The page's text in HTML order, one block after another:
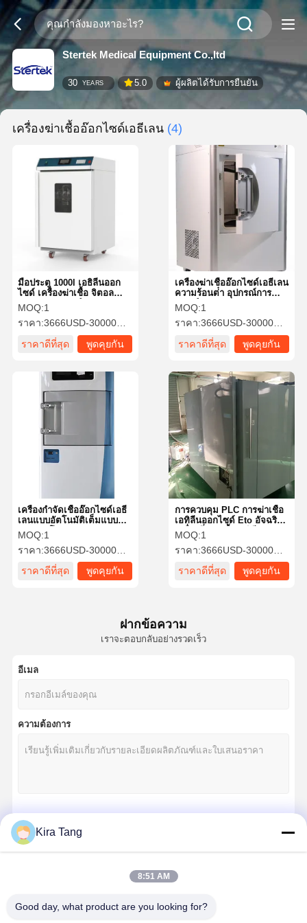
Stertek Medical Equipment Co.,ltd
30 YEARS 5.0 ผู้ผลิตได้รับการยืนยัน
เครื่องฆ่าเชื้ออ๊อกไซด์เอธีเลน (4)
มือประตู 1000l เอธิลีนออก
ไซด์ เครื่องฆ่าเชื้อ จิตอล
Display อุปกรณ์
sterilization เอธิลีนออกไซด์
MOQ:1
ราคา:3666USD-30000USD
ราคาดีที่สุด
พูดคุยกัน
เครื่องฆ่าเชื้ออ๊อกไซด์เอธีเลน
ความร้อนต่ํา อุปกรณ์การ
แพทย์จากสแตนเลส
MOQ:1
ราคา:3666USD-30000USD
ราคาดีที่สุด
พูดคุยกัน
เครื่องกําจัดเชื้ออ๊อกไซด์เอธี
เลนแบบอัตโนมัติเต็มแบบ
ปกครองโดย PLC
MOQ:1
ราคา:3666USD-30000USD
ราคาดีที่สุด
พูดคุยกัน
การควบคุม PLC การฆ่าเชื้อ
เอทิลีนออกไซด์ Eto อัจฉริยะ
เครื่องนึ่งฆ่าเชื้อเอทิลีนออก
ไซด์
MOQ:1
ราคา:3666USD-30000USD
ราคาดีที่สุด
พูดคุยกัน
ฝากข้อความ
เราจะตอบกลับอย่างรวดเร็ว
อีเมล
ความต้องการ
Kira Tang
8:51 AM
Good day, what product are you looking for?